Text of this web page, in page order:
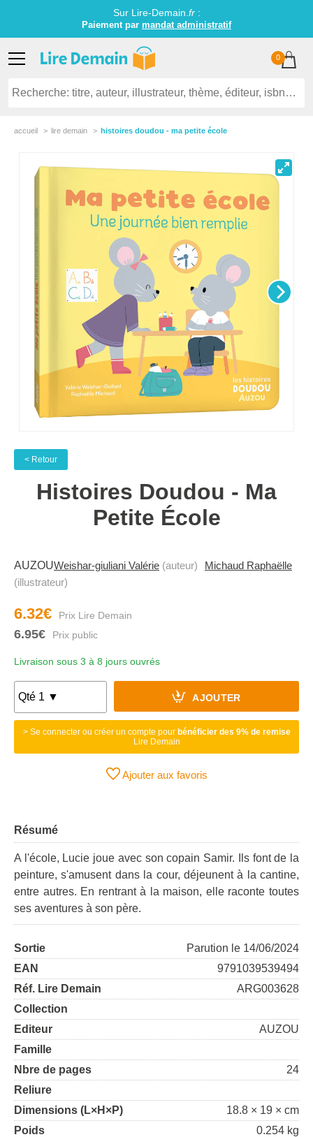
Sur Lire-Demain. fr:
Paiement par mandat administratif
0
accueil lire demain histoires doudou - ma petite école
< Retour
Histoires Doudou - Ma
Petite École
AUZOUWeishar-giuliani Valérie (auteur)
Michaud Raphaëlle
(illustrateur)
6.32€
6.95€
Livraison sous 3 à 8 jours ouvrés
AJOUTER
> Se connecter ou créer un compte pour bénéficier des 9% de remise
Lire Demain
Ajouter aux favoris
Résumé
A l'école, Lucie joue avec son copain Samir. Ils font de la
peinture, s'amusent dans la cour, déjeunent à la cantine,
entre autres. En rentrant à la maison, elle raconte toutes
ses aventures à son père.
Sortie
Parution le 14/06/2024
EAN
9791039539494
Réf. Lire Demain
ARG003628
Collection
Editeur
AUZOU
Famille
Nbre de pages
24
Reliure
Dimensions (L×H×P)
18.8 × 19 × cm
Poids
0.254 kg